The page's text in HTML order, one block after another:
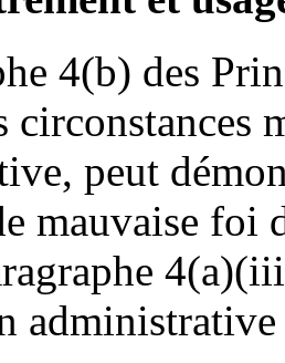
4(b) des
circonstances
peut
mauvaise foi